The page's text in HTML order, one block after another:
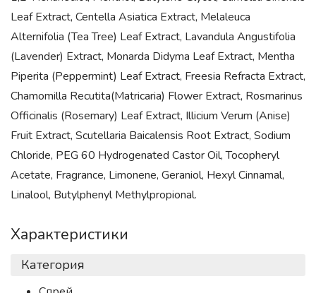
Leaf Extract, Centella Asiatica Extract, Melaleuca
Alternifolia (Tea Tree) Leaf Extract, Lavandula Angustifolia
(Lavender) Extract, Monarda Didyma Leaf Extract, Mentha
Piperita (Peppermint) Leaf Extract, Freesia Refracta Extract,
Chamomilla Recutita(Matricaria) Flower Extract, Rosmarinus
Officinalis (Rosemary) Leaf Extract, Illicium Verum (Anise)
Fruit Extract, Scutellaria Baicalensis Root Extract, Sodium
Chloride, PEG 60 Hydrogenated Castor Oil, Tocopheryl
Acetate, Fragrance, Limonene, Geraniol, Hexyl Cinnamal,
Linalool, Butylphenyl Methylpropional.
Характеристики
Категория